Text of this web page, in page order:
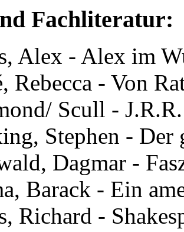
Fachliteratur:
Alex - Alex im
Rebecca - Von
Scull -
Stephen - Der
Dagmar -
Barack - Ein
Richard -